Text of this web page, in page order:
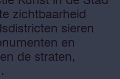
zichtbaarheid
sieren
en
de straten,